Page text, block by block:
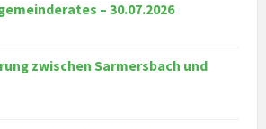
– 30.07.2026
zwischen Sarmersbach und